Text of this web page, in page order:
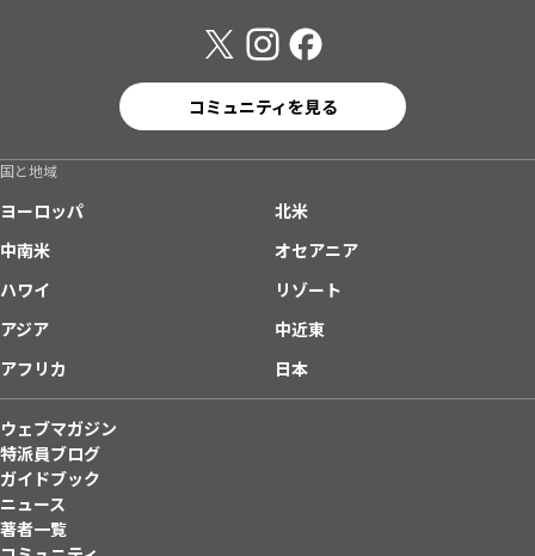
コミュニティを見る
国と地域
ヨーロッパ
北米
中南米
オセアニア
ハワイ
リゾート
アジア
中近東
アフリカ
日本
ウェブマガジン
特派員ブログ
ガイドブック
ニュース
著者一覧